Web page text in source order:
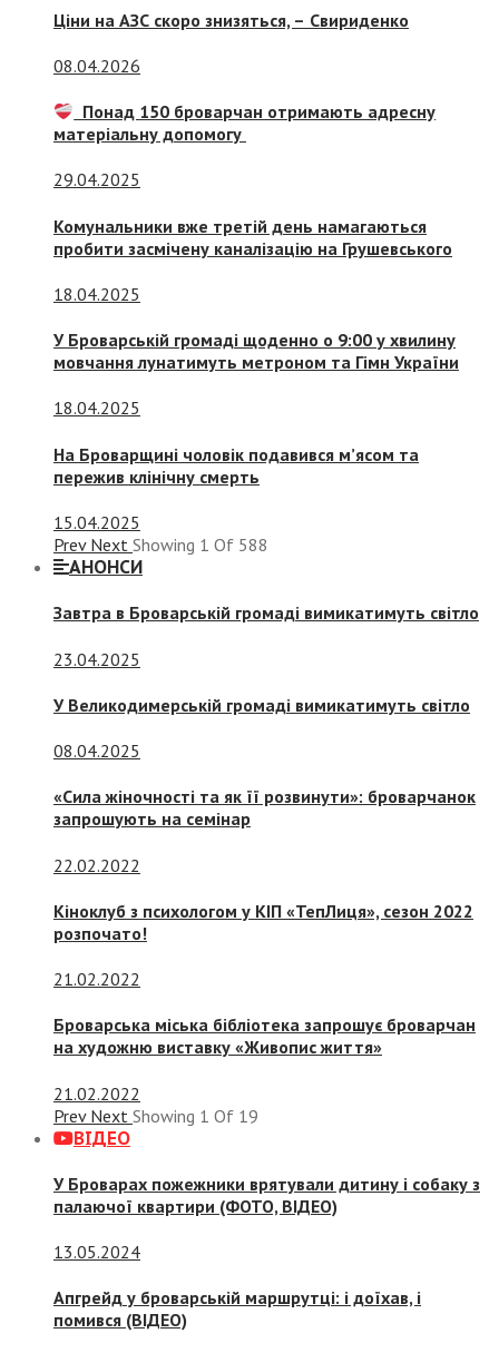
Ціни на АЗС скоро знизяться, – Свириденко
08.04.2026
Понад 150 броварчан отримають адресну
матеріальну допомогу
29.04.2025
Комунальники вже третій день намагаються
пробити засмічену каналізацію на Грушевського
18.04.2025
У Броварській громаді щоденно о 9:00 у хвилину
мовчання лунатимуть метроном та Гімн України
18.04.2025
На Броварщині чоловік подавився м’ясом та
пережив клінічну смерть
15.04.2025
Prev Next Showing 1 Of 588
АНОНСИ
Завтра в Броварській громаді вимикатимуть світло
23.04.2025
У Великодимерській громаді вимикатимуть світло
08.04.2025
«Сила жіночності та як її розвинути»: броварчанок
запрошують на семінар
22.02.2022
Кіноклуб з психологом у КІП «ТепЛиця», сезон 2022
розпочато!
21.02.2022
Броварська міська бібліотека запрошує броварчан
на художню виставку «Живопис життя»
21.02.2022
Prev Next Showing 1 Of 19
ВІДЕО
У Броварах пожежники врятували дитину і собаку з
палаючої квартири (ФОТО, ВІДЕО)
13.05.2024
Апгрейд у броварській маршрутці: і доїхав, і
помився (ВІДЕО)